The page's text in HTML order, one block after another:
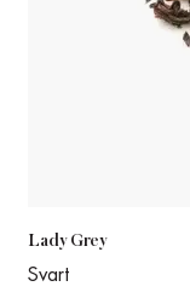
Lady Grey
Svart